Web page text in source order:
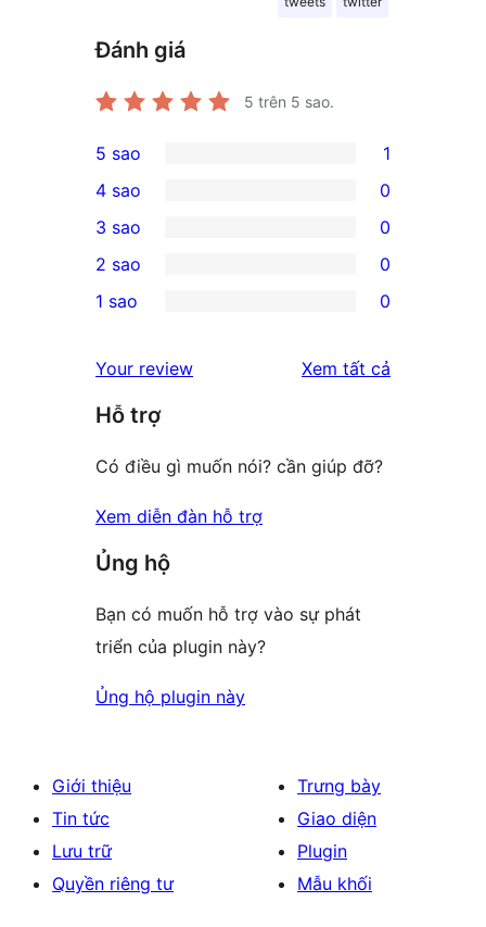
Đánh giá
5 trên 5 sao.
1
5-
star
review
5 sao 1
4-
star
reviews
4 sao 0
0
3-
star
3 sao 0
2-
reviews
2 sao 0
star
reviews
1 sao 0
Your review Xem tất cả
Hỗ trợ
Có điều gì muốn nói? cần giúp đỡ?
Xem diễn đàn hỗ trợ
Ủng hộ
Bạn có muốn hỗ trợ vào sự phát
triển của plugin này?
Ủng hộ plugin này
Giới thiệu
Tin tức
Lưu trữ
Quyền riêng tư
Trưng bày
Giao diện
Plugin
Mẫu khối